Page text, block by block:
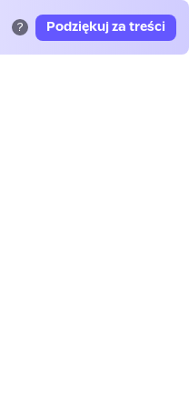
? Podziękuj za treści